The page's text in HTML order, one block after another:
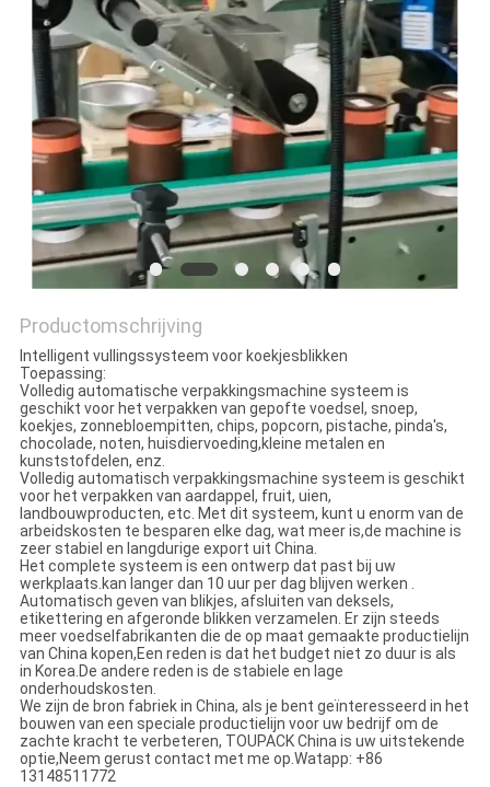
SITEMAP
PRIVACYBELEID
Productomschrijving
Intelligent vullingssysteem voor koekjesblikken
Toepassing:
Volledig automatische verpakkingsmachine systeem is
geschikt voor het verpakken van gepofte voedsel, snoep,
koekjes, zonnebloempitten, chips, popcorn, pistache, pinda's,
chocolade, noten, huisdiervoeding,kleine metalen en
kunststofdelen, enz.
Volledig automatisch verpakkingsmachine systeem is geschikt
voor het verpakken van aardappel, fruit, uien,
landbouwproducten, etc. Met dit systeem, kunt u enorm van de
arbeidskosten te besparen elke dag, wat meer is,de machine is
zeer stabiel en langdurige export uit China.
Het complete systeem is een ontwerp dat past bij uw
werkplaats.kan langer dan 10 uur per dag blijven werken .
Automatisch geven van blikjes, afsluiten van deksels,
etikettering en afgeronde blikken verzamelen. Er zijn steeds
meer voedselfabrikanten die de op maat gemaakte productielijn
van China kopen,Een reden is dat het budget niet zo duur is als
in Korea.De andere reden is de stabiele en lage
onderhoudskosten.
We zijn de bron fabriek in China, als je bent geïnteresseerd in het
bouwen van een speciale productielijn voor uw bedrijf om de
zachte kracht te verbeteren, TOUPACK China is uw uitstekende
optie,Neem gerust contact met me op.Watapp: +86
13148511772